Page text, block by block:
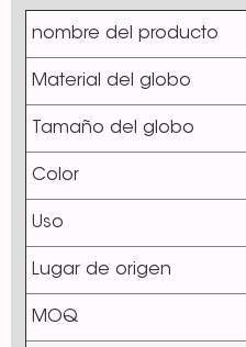
nombre del producto
Material del globo
Tamaño del globo
Color
Uso
Lugar de origen
MOQ